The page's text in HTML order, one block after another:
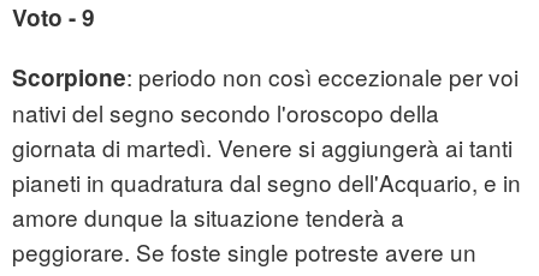
Voto - 9
Scorpione: periodo non così eccezionale per voi
nativi del segno secondo l'oroscopo della
giornata di martedì. Venere si aggiungerà ai tanti
pianeti in quadratura dal segno dell'Acquario, e in
amore dunque la situazione tenderà a
peggiorare. Se foste single potreste avere un